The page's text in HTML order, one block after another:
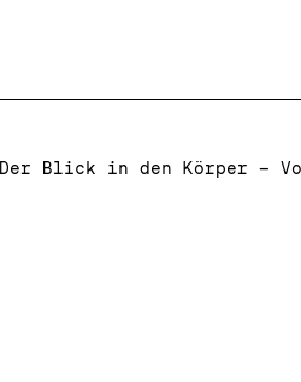
Der Blick in den Körper –